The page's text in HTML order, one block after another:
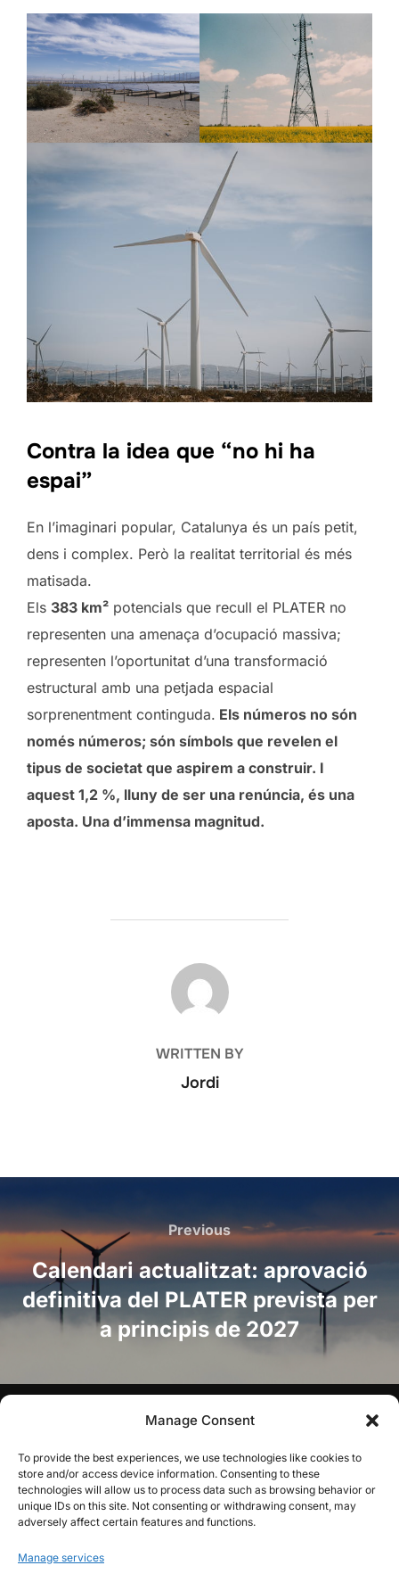
Manage Consent
To provide the best experiences, we use technologies like cookies to
store and/or access device information. Consenting to these
technologies will allow us to process data such as browsing behavior or
unique IDs on this site. Not consenting or withdrawing consent, may
adversely affect certain features and functions.
Manage services
Contra la idea que “no hi ha
espai”
En l’imaginari popular, Catalunya és un país petit,
dens i complex. Però la realitat territorial és més
matisada.
Els 383 km² potencials que recull el PLATER no
representen una amenaça d’ocupació massiva;
representen l’oportunitat d’una transformació
estructural amb una petjada espacial
sorprenentment continguda. Els números no són
només números; són símbols que revelen el
tipus de societat que aspirem a construir. I
aquest 1,2 %, lluny de ser una renúncia, és una
aposta. Una d’immensa magnitud.
POST AUTHOR
WRITTEN BY
Jordi
navigation
Previous
Previous
Calendari actualitzat: aprovació
definitiva del PLATER prevista per
a principis de 2027
AVÍS DE RESPONSABILITAT: PLATER.cat és una iniciativa
oficialment ni de cap forma amb la Generalitat de
Catalunya ni amb el Pla Territorial Sectorial d’Energies
Renovables (PLATER).